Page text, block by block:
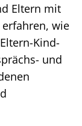
Eltern mit
wie
Kind-
und